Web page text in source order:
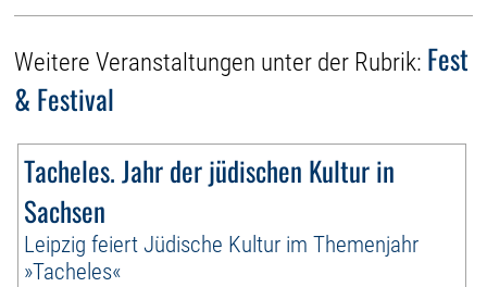
Weitere Veranstaltungen unter der Rubrik: Fest
& Festival
Tacheles. Jahr der jüdischen Kultur in
Sachsen
Leipzig feiert Jüdische Kultur im Themenjahr
»Tacheles«